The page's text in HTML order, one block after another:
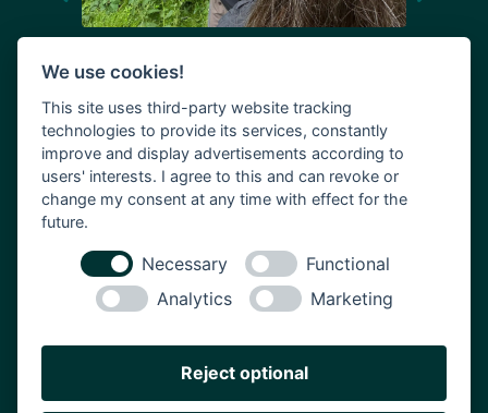
21.10.2026 Kochklub
Plön: Krisenfest kochen
Mehr Infos
Leistungen
Online-Kochprogramm
We use cookies!
This site uses third-party website tracking
technologies to provide its services, constantly
improve and display advertisements according to
users' interests. I agree to this and can revoke or
change my consent at any time with effect for the
future.
Necessary
Functional
Analytics
Marketing
Reject optional